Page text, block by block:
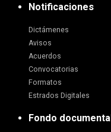
Notificaciones
Dictámenes
Avisos
Acuerdos
Convocatorias
Formatos
Estrados Digitales
Fondo documental